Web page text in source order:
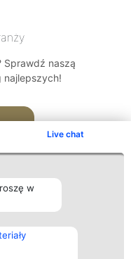
Live chat
w
Sprawdź naszą
najlepszych!
Kontakt
Kontakt